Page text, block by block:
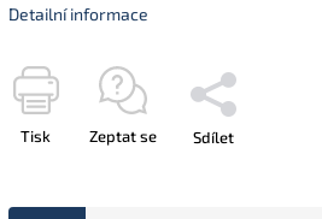
Detailní informace
Tisk Zeptat se Sdílet